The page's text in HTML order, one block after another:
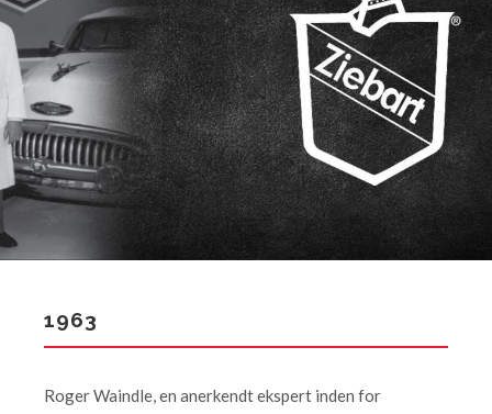
1963
Roger Waindle, en anerkendt ekspert inden for